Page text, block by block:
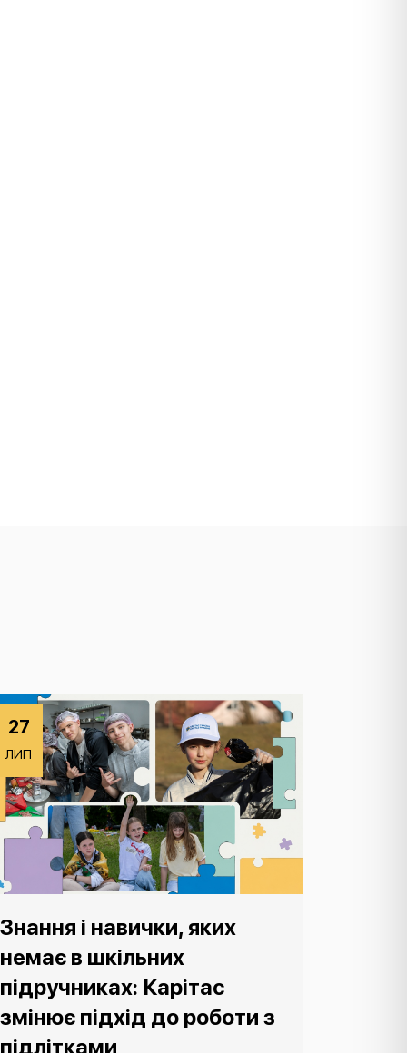
27
ЛИП
Знання і навички, яких
немає в шкільних
підручниках: Карітас
змінює підхід до роботи з
підлітками